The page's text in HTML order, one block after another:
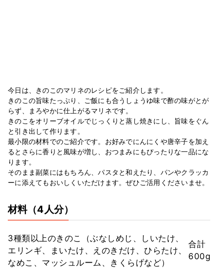
今日は、きのこのマリネのレシピをご紹介します。
きのこの旨味たっぷり、ご飯にも合うしょうゆ味で酢の味がとが
らず、まろやかに仕上がるマリネです。
きのこをオリーブオイルでじっくりと蒸し焼きにし、旨味をぐん
と引き出して作ります。
最小限の材料でのご紹介です。お好みでにんにくや唐辛子を加え
るとさらに香りと風味が増し、おつまみにもぴったりな一品にな
ります。
そのまま副菜にはもちろん、パスタと和えたり、パンやクラッカ
ーに添えてもおいしくいただけます。ぜひご活用くださいませ。
材料（4人分）
3種類以上のきのこ（ぶなしめじ、しいたけ、
エリンギ、まいたけ、えのきだけ、ひらたけ、
なめこ、マッシュルーム、きくらげなど）
合計
600g